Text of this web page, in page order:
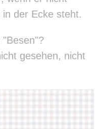
der Ecke steht.
"Besen"?
gesehen, nicht